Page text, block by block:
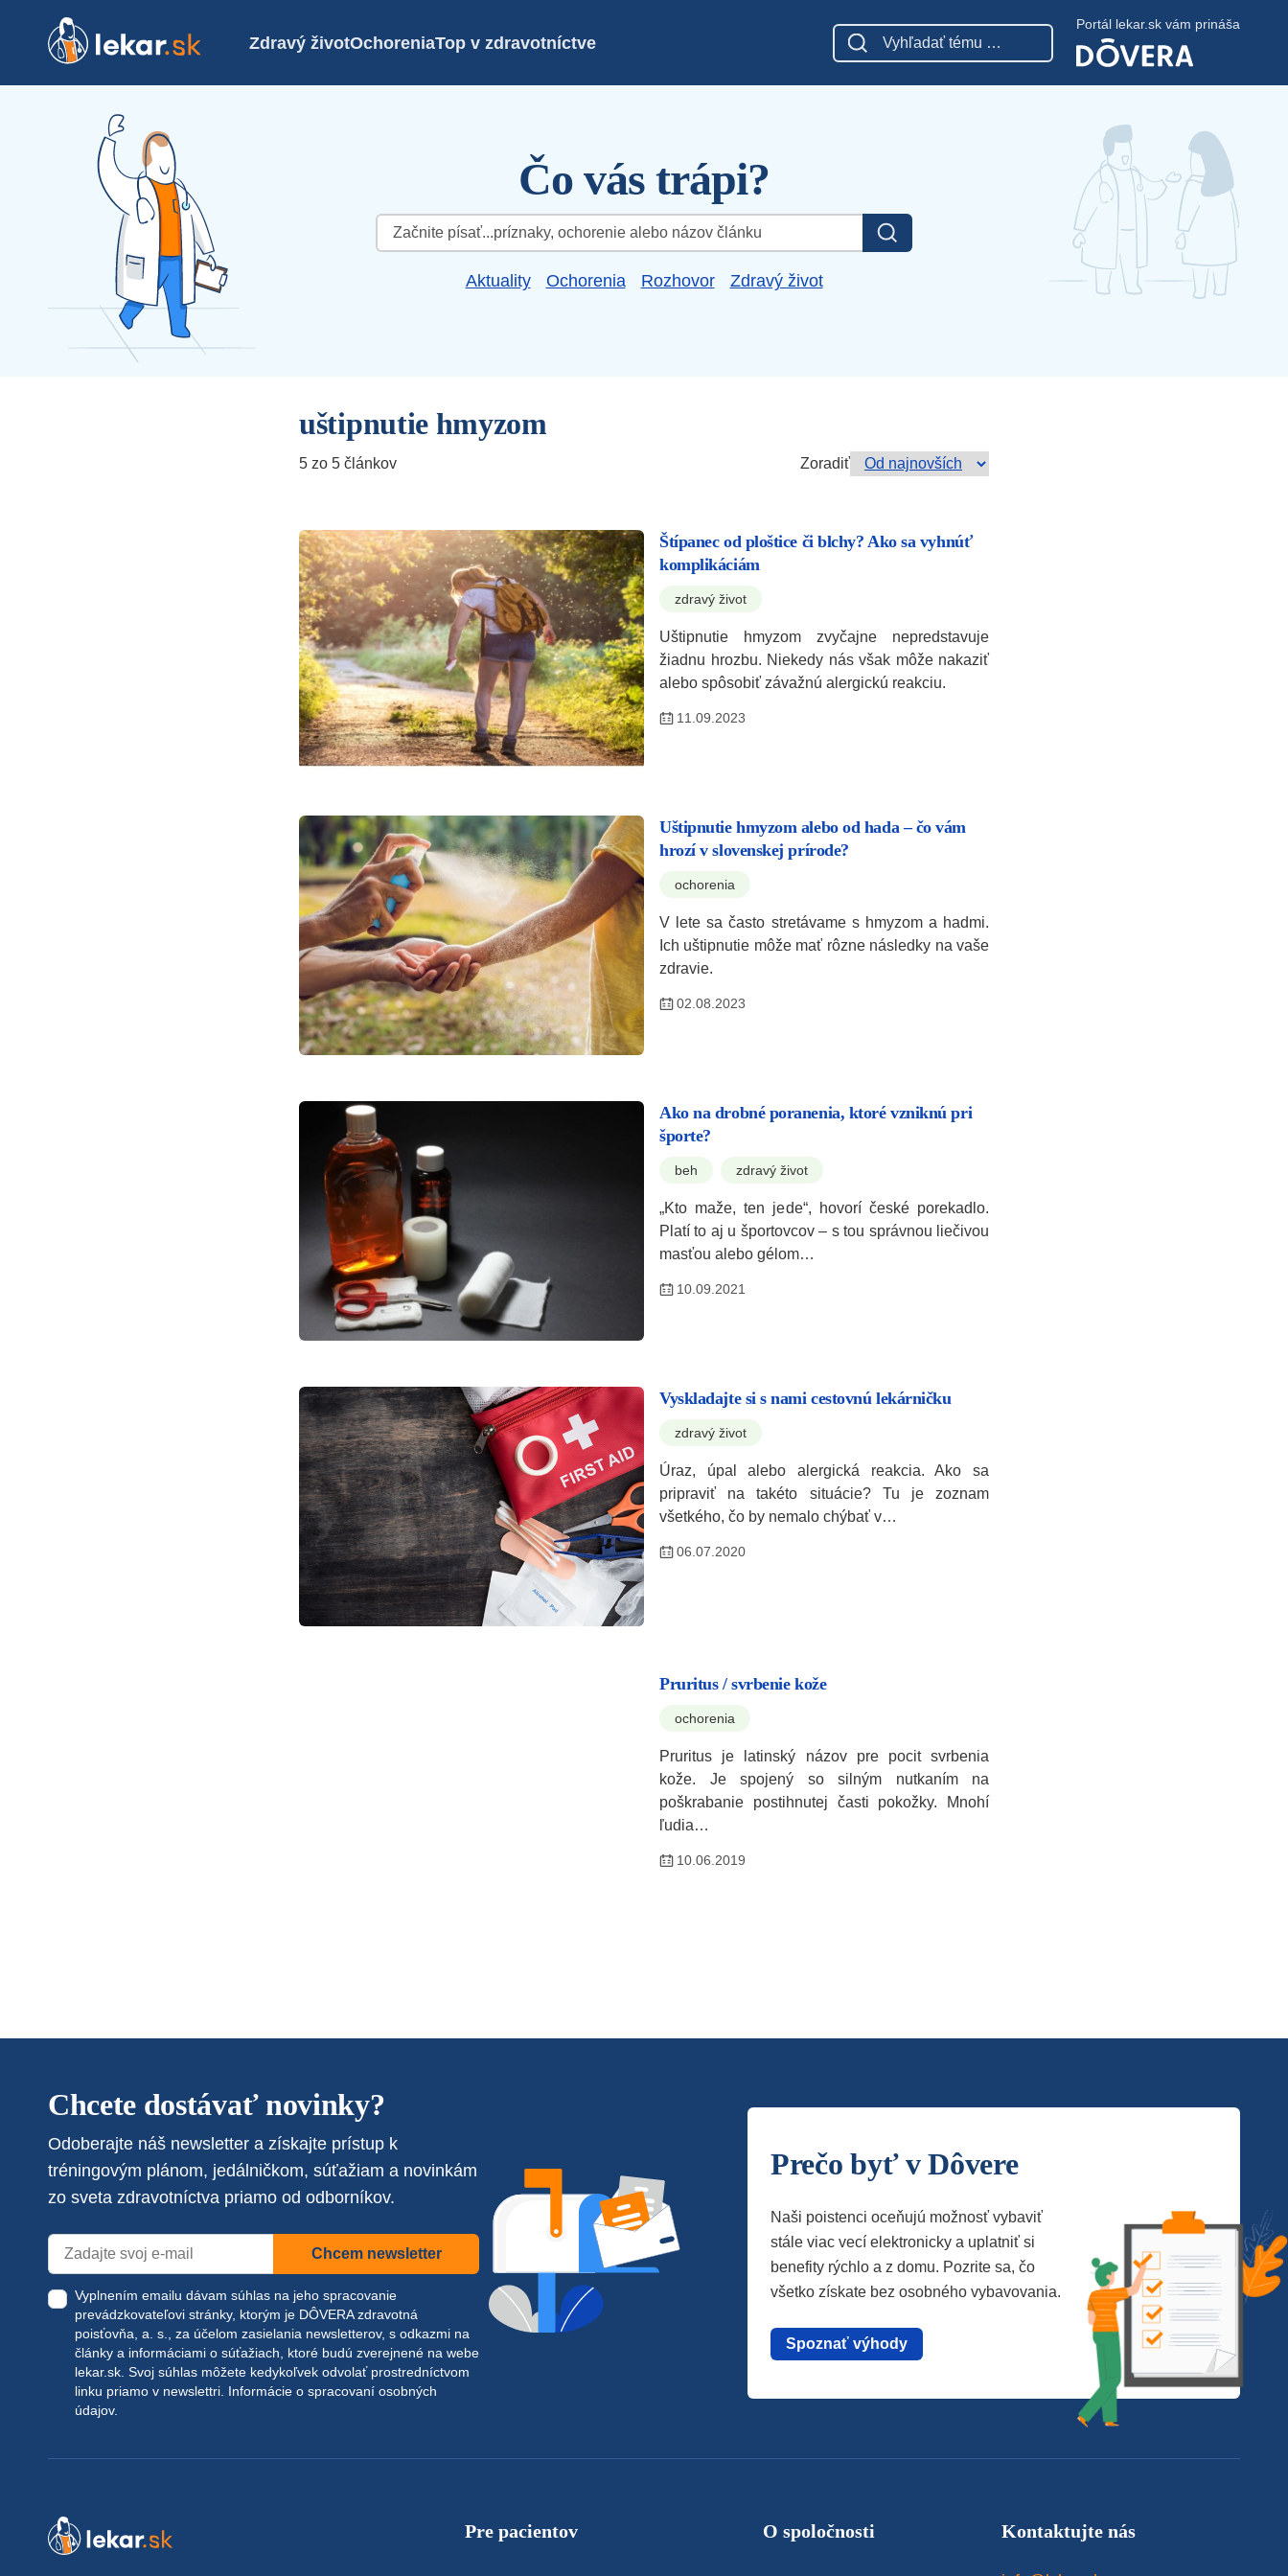
Zdravý životOchoreniaTop v zdravotníctve
Portál lekar.sk vám prináša
Čo vás trápi?
Hľadať:
Aktuality Ochorenia Rozhovor Zdravý život
uštipnutie hmyzom
5 zo 5 článkov Zoradiť
Štípanec od ploštice či blchy? Ako sa vyhnúť
komplikáciám
zdravý život
Uštipnutie hmyzom zvyčajne nepredstavuje
žiadnu hrozbu. Niekedy nás však môže nakaziť
alebo spôsobiť závažnú alergickú reakciu.
11.09.2023
Uštipnutie hmyzom alebo od hada – čo vám
hrozí v slovenskej prírode?
ochorenia
V lete sa často stretávame s hmyzom a hadmi.
Ich uštipnutie môže mať rôzne následky na vaše
zdravie.
02.08.2023
Ako na drobné poranenia, ktoré vzniknú pri
športe?
beh zdravý život
„Kto maže, ten jede“, hovorí české porekadlo.
Platí to aj u športovcov – s tou správnou liečivou
masťou alebo gélom…
10.09.2021
Vyskladajte si s nami cestovnú lekárničku
zdravý život
Úraz, úpal alebo alergická reakcia. Ako sa
pripraviť na takéto situácie? Tu je zoznam
všetkého, čo by nemalo chýbať v…
06.07.2020
Pruritus / svrbenie kože
ochorenia
Pruritus je latinský názov pre pocit svrbenia
kože. Je spojený so silným nutkaním na
poškrabanie postihnutej časti pokožky. Mnohí
ľudia…
10.06.2019
Chcete dostávať novinky?
Odoberajte náš newsletter a získajte prístup k
tréningovým plánom, jedálničkom, súťažiam a novinkám
zo sveta zdravotníctva priamo od odborníkov.
Chcem newsletter
Vyplnením emailu dávam súhlas na jeho spracovanie
prevádzkovateľovi stránky, ktorým je DÔVERA zdravotná
poisťovňa, a. s., za účelom zasielania newsletterov, s odkazmi na
články a informáciami o súťažiach, ktoré budú zverejnené na webe
lekar.sk . Svoj súhlas môžete kedykoľvek odvolať prostredníctvom
linku priamo v newslettri. Informácie o spracovaní osobných
údajov.
Prečo byť v Dôvere
Naši poistenci oceňujú možnosť vybaviť
stále viac vecí elektronicky a uplatniť si
benefity rýchlo a z domu. Pozrite sa, čo
všetko získate bez osobného vybavovania.
Spoznať výhody
Pre pacientov O spoločnosti Kontaktujte nás